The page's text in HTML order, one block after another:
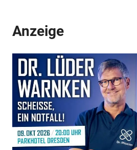
Anzeige